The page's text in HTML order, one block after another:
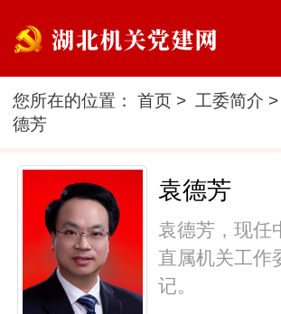
您所在的位置：首页 > 工委简介
德芳
袁德芳
袁德芳，现任
直属机关工作
记。